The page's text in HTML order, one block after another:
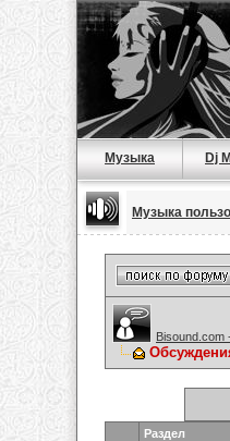
Музыка Dj
Музыка
Bisound.com
Раздел